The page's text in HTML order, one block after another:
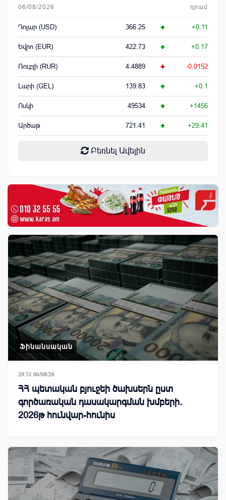
06/08/2026 դրամ
Դոլար (USD) 366.25 +0.11
Եվրո (EUR) 422.73 +0.17
Ռուբլի (RUR) 4.4889 -0.0152
Լարի (GEL) 139.83 +0.1
Ոսկի 49534 +1456
Արծաթ 721.41 +29.41
Բեռնել Ավելին
Ֆինանսական
20:51 06/08/26
ՀՀ պետական բյուջեի ծախսերն ըստ
գործառական դասակարգման խմբերի.
2026թ հունվար-հունիս